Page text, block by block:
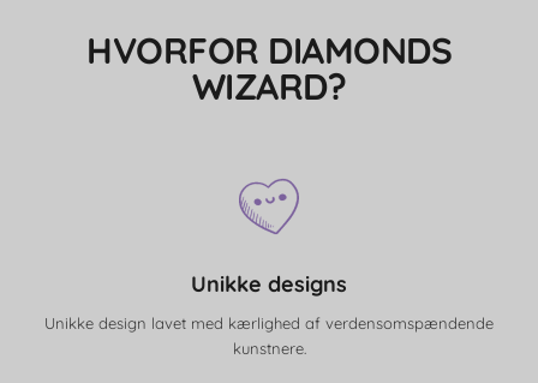
HVORFOR DIAMONDS
WIZARD?
Unikke designs
Unikke design lavet med kærlighed af verdensomspændende
kunstnere.